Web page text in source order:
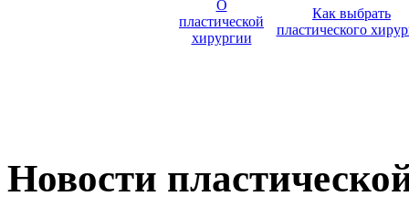
О
пластической
хирургии
Как выбрать
пластического
Новости